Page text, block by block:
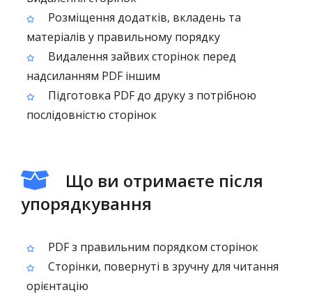
Розміщення додатків, вкладень та
матеріалів у правильному порядку
Видалення зайвих сторінок перед
надсиланням PDF іншим
Підготовка PDF до друку з потрібною
послідовністю сторінок
Що ви отримаєте після
упорядкування
PDF з правильним порядком сторінок
Сторінки, повернуті в зручну для читання
орієнтацію